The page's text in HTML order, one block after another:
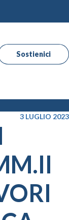
Sostienici
3 LUGLIO 2023